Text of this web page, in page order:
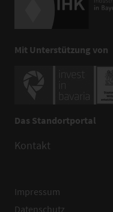
Mit Unterstützung von
Das Standortportal
Kontakt
Impressum
Datenschutz